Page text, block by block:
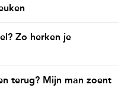
Zo herken je
terug? Mijn man zoent